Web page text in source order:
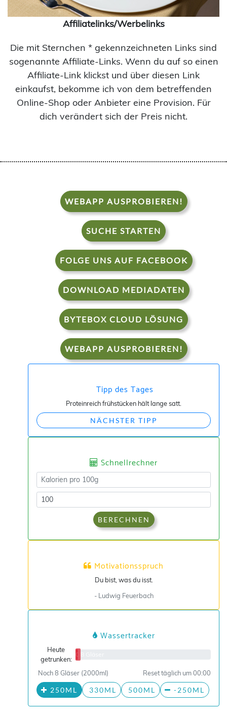
Affiliatelinks/Werbelinks
Die mit Sternchen * gekennzeichneten Links sind
sogenannte Affiliate-Links. Wenn du auf so einen
Affiliate-Link klickst und über diesen Link
einkaufst, bekomme ich von dem betreffenden
Online-Shop oder Anbieter eine Provision. Für
dich verändert sich der Preis nicht.
WEBAPP AUSPROBIEREN!
SUCHE STARTEN
FOLGE UNS AUF FACEBOOK
DOWNLOAD MEDIADATEN
BYTEBOX CLOUD LÖSUNG
WEBAPP AUSPROBIEREN!
Tipp des Tages
Proteinreich frühstücken hält lange satt.
NÄCHSTER TIPP
Schnellrechner
BERECHNEN
Motivationsspruch
Du bist, was du isst.
- Ludwig Feuerbach
Wassertracker
Heute
getrunken:
0/8 Gläser
Noch 8 Gläser (2000ml) Reset täglich um 00:00
250ML 330ML 500ML -250ML